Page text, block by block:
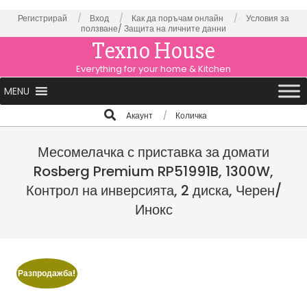
to
Регистрирай Вход Как да поръчам онлайн
Условия за
ползване/ Защита на личните данни
Texno House
Everything for your home & Kitchen
Primary
Navigation
MENU
Search
Aкаунт Количка
Месомелачка с приставка за домати
Rosberg Premium RP51991B, 1300W,
Контрол на инверсията, 2 диска, Черен/
Инокс
Разпродажба!